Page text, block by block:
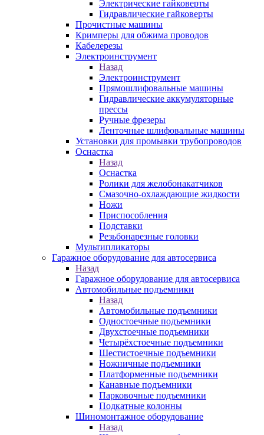
Электрические гайковерты
Гидравлические гайковерты
Прочистные машины
Кримперы для обжима проводов
Кабелерезы
Электроинструмент
Назад
Электроинструмент
Прямошлифовальные машины
Гидравлические аккумуляторные
прессы
Ручные фрезеры
Ленточные шлифовальные машины
Установки для промывки трубопроводов
Оснастка
Назад
Оснастка
Ролики для желобонакатчиков
Смазочно-охлаждающие жидкости
Ножи
Приспособления
Подставки
Резьбонарезные головки
Мультипликаторы
Гаражное оборудование для автосервиса
Назад
Гаражное оборудование для автосервиса
Автомобильные подъемники
Назад
Автомобильные подъемники
Одностоечные подъемники
Двухстоечные подъемники
Четырёхстоечные подъемники
Шестистоечные подъемники
Ножничные подъемники
Платформенные подъемники
Канавные подъемники
Парковочные подъемники
Подкатные колонны
Шиномонтажное оборудование
Назад